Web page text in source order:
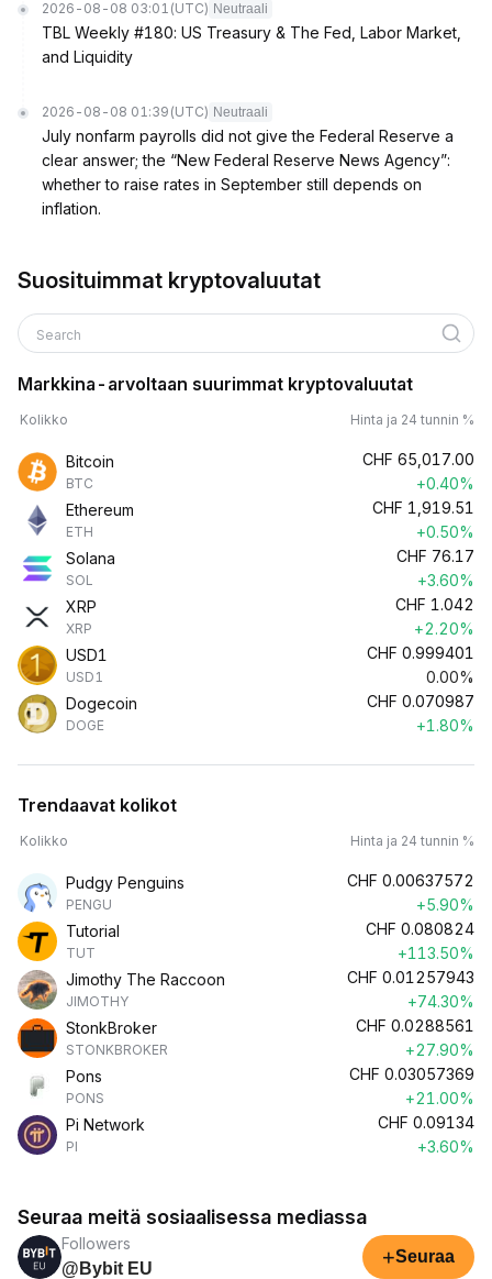
2026-08-08 03:01 (UTC) Neutraali
TBL Weekly #180: US Treasury & The Fed, Labor Market,
and Liquidity
2026-08-08 01:39 (UTC) Neutraali
July nonfarm payrolls did not give the Federal Reserve a
clear answer; the “New Federal Reserve News Agency”:
whether to raise rates in September still depends on
inflation.
Suosituimmat kryptovaluutat
Search
Markkina-arvoltaan suurimmat kryptovaluutat
Kolikko Hinta ja 24 tunnin %
Bitcoin
BTC
CHF 65,017.00
+0.40%
Ethereum
ETH
CHF 1,919.51
+0.50%
Solana
SOL
CHF 76.17
+3.60%
XRP
XRP
CHF 1.042
+2.20%
USD1
USD1
CHF 0.999401
0.00%
Dogecoin
DOGE
CHF 0.070987
+1.80%
Trendaavat kolikot
Kolikko Hinta ja 24 tunnin %
Pudgy Penguins
PENGU
CHF 0.00637572
+5.90%
Tutorial
TUT
CHF 0.080824
+113.50%
Jimothy The Raccoon
JIMOTHY
CHF 0.01257943
+74.30%
StonkBroker
STONKBROKER
CHF 0.0288561
+27.90%
Pons
PONS
CHF 0.03057369
+21.00%
Pi Network
PI
CHF 0.09134
+3.60%
Seuraa meitä sosiaalisessa mediassa
Followers
@Bybit EU
+Seuraa